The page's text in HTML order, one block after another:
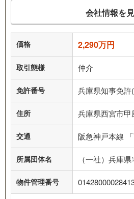
会社情報を
価格 2,290万円
取引態様 仲介
免許番号 兵庫県知事免許
住所 兵庫県西宮市甲
交通 阪急神戸本線
所属団体名 （一社）兵庫
物件管理番号